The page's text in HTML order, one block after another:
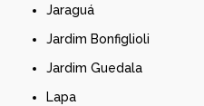
Jaraguá
Jardim Bonfiglioli
Jardim Guedala
Lapa